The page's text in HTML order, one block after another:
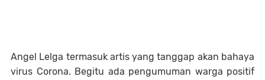
Angel Lelga termasuk artis yang tanggap akan bahaya
virus Corona. Begitu ada pengumuman warga positif